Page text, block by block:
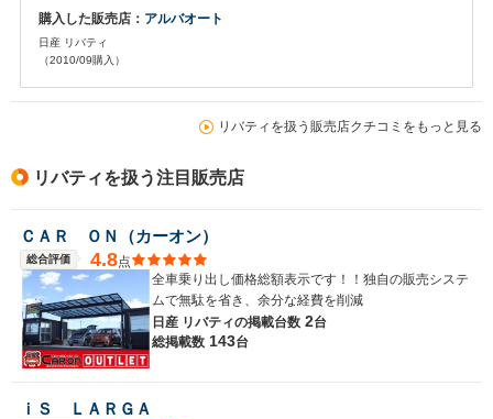
購入した販売店： アルバオート
日産 リバティ
（2010/09購入）
リバティを扱う販売店クチコミをもっと見る
リバティを扱う注目販売店
ＣＡＲ ＯＮ（カーオン）
総合評価 4.8点
全車乗り出し価格総額表示です！！独自の販売システ
ムで無駄を省き、余分な経費を削減
日産 リバティの掲載台数 2台
総掲載数 143台
ｉＳ ＬＡＲＧＡ